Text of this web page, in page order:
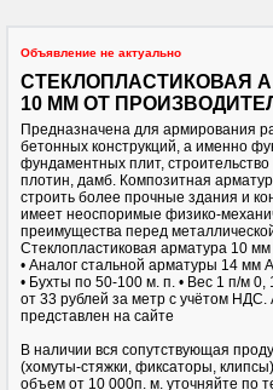
Объявление не актуально
СТЕКЛОПЛАСТИКОВАЯ
10 ММ ОТ
Предназначена для армирования
бетонных конструкций, а именно
фундаментных плит, строительство
плотин, дамб. Композитная
строить более прочные здания и
имеет неоспоримые физико-
преимущества перед
Стеклопластиковая арматура 10 мм
• Аналог стальной арматуры 14 мм
• Бухты по 50-100 м. п. • Вес 1 п/м 0,
от 33 рублей за метр с учётом НДС.
представлен на сайте
В наличии вся сопутствующая
(хомуты-стяжки, фиксаторы,
объем от 10 000п. м. уточняйте по